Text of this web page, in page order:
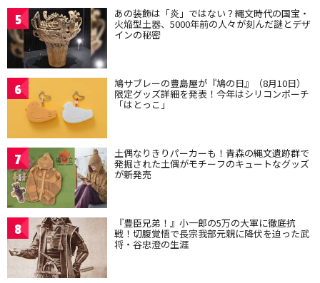
5 あの装飾は「炎」ではない？縄文時代の国宝・
火焔型土器、5000年前の人々が刻んだ謎とデザ
インの秘密
6 鳩サブレーの豊島屋が『鳩の日』（8月10日）
限定グッズ詳細を発表！今年はシリコンポーチ
「はとっこ」
7 土偶なりきりパーカーも！青森の縄文遺跡群で
発掘された土偶がモチーフのキュートなグッズ
が新発売
8 『豊臣兄弟！』小一郎の5万の大軍に徹底抗
戦！切腹覚悟で長宗我部元親に降伏を迫った武
将・谷忠澄の生涯